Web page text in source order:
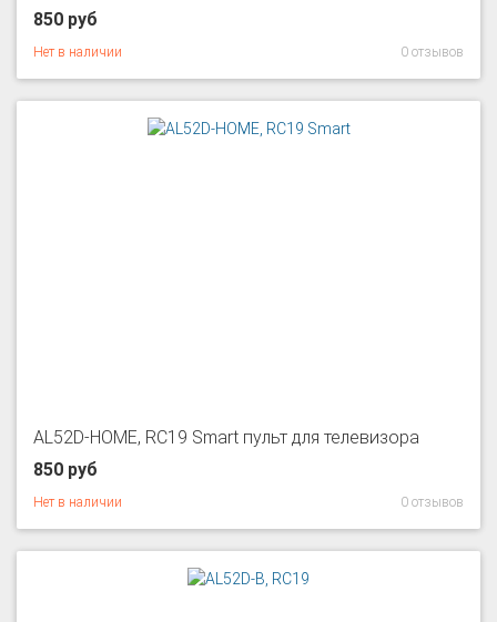
850 руб
Нет в наличии 0 отзывов
AL52D-HOME, RC19 Smart пульт для телевизора
850 руб
Нет в наличии 0 отзывов